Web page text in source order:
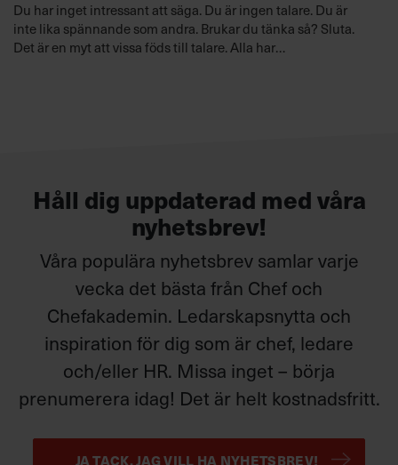
Du har inget intressant att säga. Du är ingen talare. Du är
inte lika spännande som andra. Brukar du tänka så? Sluta.
Det är en myt att vissa föds till talare. Alla har
Håll dig uppdaterad med våra
nyhetsbrev!
Våra populära nyhetsbrev samlar varje
vecka det bästa från Chef och
Chefakademin. Ledarskapsnytta och
inspiration för dig som är chef, ledare
och/eller HR. Missa inget – börja
prenumerera idag! Det är helt kostnadsfritt.
JA TACK, JAG VILL HA NYHETSBREV!